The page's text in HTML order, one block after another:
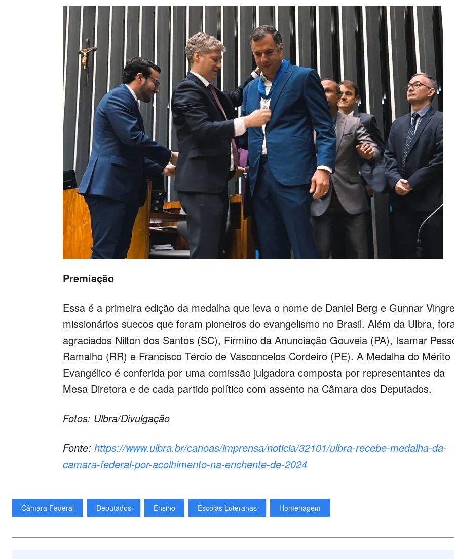
Premiação
Essa é a primeira edição da medalha que leva o nome de Daniel Berg e Gunnar
missionários suecos que foram pioneiros do evangelismo no Brasil. Além da Ulbra,
agraciados Nilton dos Santos (SC), Firmino da Anunciação Gouveia (PA), Isamar
Ramalho (RR) e Francisco Tércio de Vasconcelos Cordeiro (PE). A Medalha do Mérito
Evangélico é conferida por uma comissão julgadora composta por representantes da
Mesa Diretora e de cada partido político com assento na Câmara dos Deputados.
Fotos: Ulbra/Divulgação
Fonte: https://www.ulbra.br/canoas/imprensa/noticia/32101/ulbra-recebe-medalha-da-
camara-federal-por-acolhimento-na-enchente-de-2024
Câmara Federal Deputados Ensino Escolas Luteranas Homenagem